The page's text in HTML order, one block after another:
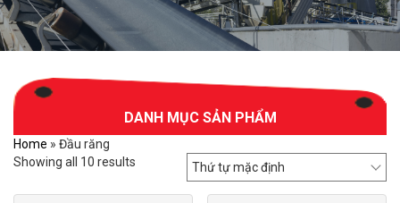
DANH MỤC SẢN PHẨM
Home » Đầu răng
Showing all 10 results